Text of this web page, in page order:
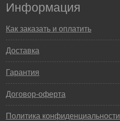
Информация
Как заказать и оплатить
Доставка
Гарантия
Договор-оферта
Политика конфиденциальности